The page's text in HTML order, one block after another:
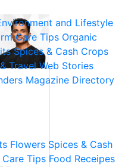
and Lifestyle
Care Tips Organic
Spices & Cash Crops
Travel Web Stories
Magazine Directory
Flowers Spices & Cash
Care Tips Food Receipes